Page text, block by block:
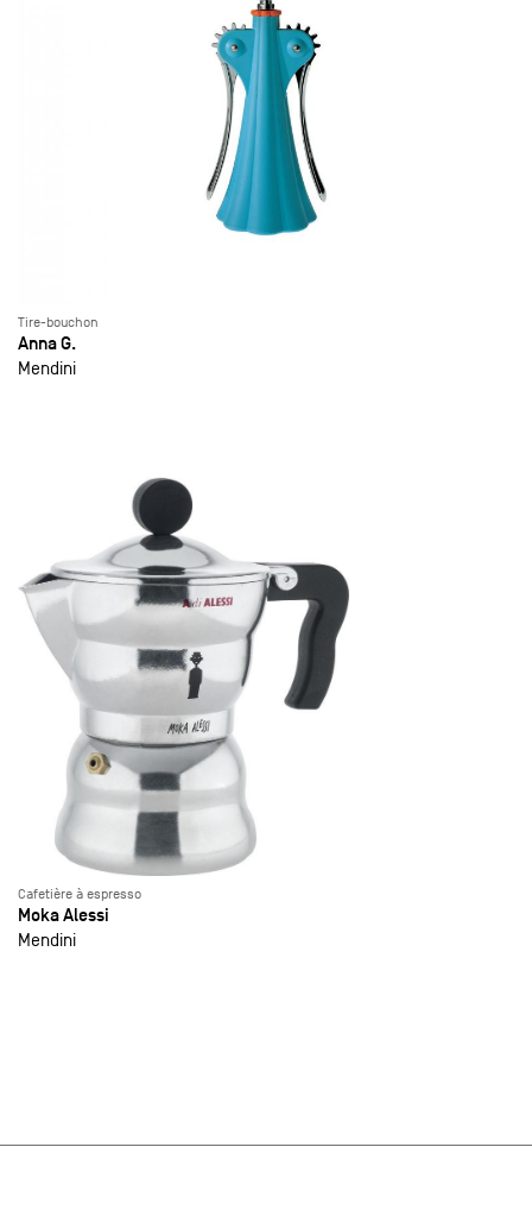
Tire-bouchon
Anna G.
Mendini
Cafetière à espresso
Moka Alessi
Mendini